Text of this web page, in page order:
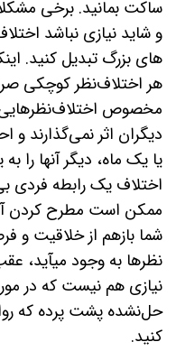
ساکت بمانید. برخی
و شاید نیازی نباشد
های بزرگ تبدیل کنید.
هر اختلاف‌­نظر کوچکی
مخصوص
دیگران اثر نمی‌­گذارند
یا یک ماه، دیگر آن­ها را
اختلاف یک رابطه فردی
ممکن است مطرح کردن
شما بازهم از خلاقیت و
نظرها به وجود می­آید،
نیازی هم نیست که در
حل‌نشده پشت پرده که
کنید.